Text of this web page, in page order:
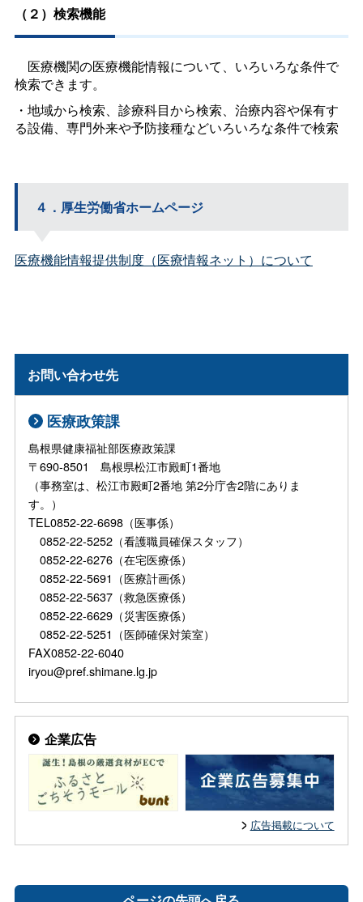
（２）検索機能
医療機関の医療機能情報について、いろいろな条件で
検索できます。
・地域から検索、診療科目から検索、治療内容や保有す
る設備、専門外来や予防接種などいろいろな条件で検索
４．厚生労働省ホームページ
医療機能情報提供制度（医療情報ネット）について
お問い合わせ先
医療政策課
島根県健康福祉部医療政策課
〒690-8501 島根県松江市殿町1番地
（事務室は、松江市殿町2番地 第2分庁舎2階にありま
す。）
TEL0852-22-6698（医事係）
0852-22-5252（看護職員確保スタッフ）
0852-22-6276（在宅医療係）
0852-22-5691（医療計画係）
0852-22-5637（救急医療係）
0852-22-6629（災害医療係）
0852-22-5251（医師確保対策室）
FAX0852-22-6040
iryou@pref.shimane.lg.jp
企業広告
広告掲載について